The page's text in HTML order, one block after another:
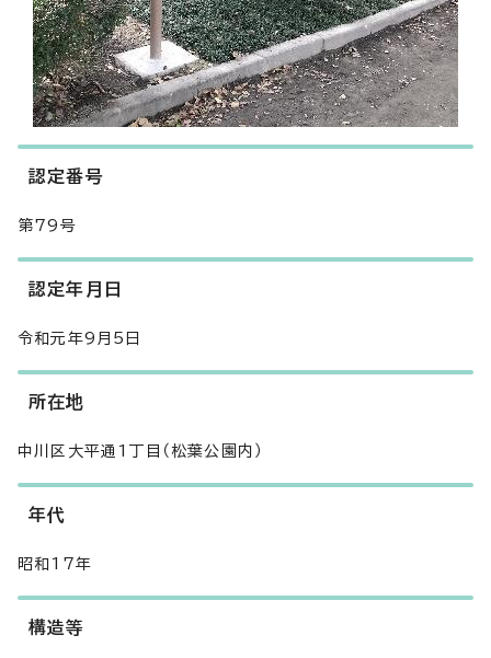
認定番号
第79号
認定年月日
令和元年9月5日
所在地
中川区大平通1丁目（松葉公園内）
年代
昭和17年
構造等